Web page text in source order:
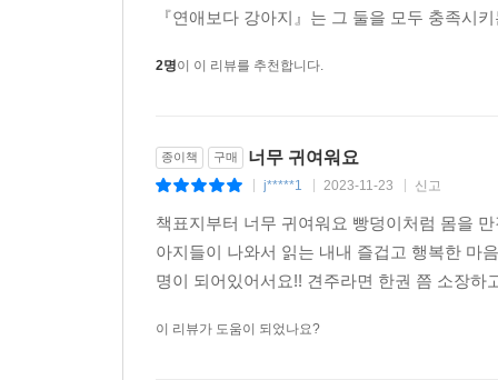
『연애보다 강아지』는 그 둘을 모두 충족시
2명이 이 리뷰를 추천합니다.
종이책 구매 너무 귀여워요
j*****1 2023-11-23 신고
책표지부터 너무 귀여워요 빵덩이처럼 몸을
아지들이 나와서 읽는 내내 즐겁고 행복한 마
명이 되어있어서요!! 견주라면 한권 쯤 소장하
이 리뷰가 도움이 되었나요?